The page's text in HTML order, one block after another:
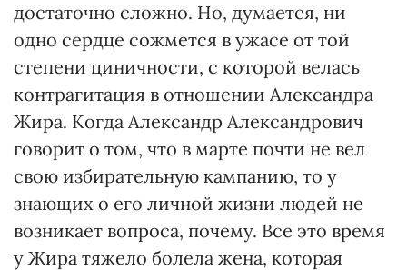
достаточно сложно. Но, думается, ни
одно сердце сожмется в ужасе от той
степени циничности, с которой велась
контрагитация в отношении Александра
Жира. Когда Александр Александрович
говорит о том, что в марте почти не вел
свою избирательную кампанию, то у
знающих о его личной жизни людей не
возникает вопроса, почему. Все это время
у Жира тяжело болела жена, которая